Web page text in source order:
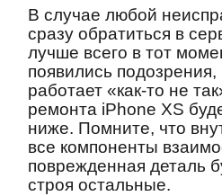
В случае любой
сразу обратиться в
лучше всего в тот
появились подозрения,
работает «как-то не
ремонта iPhone XS
ниже. Помните, что
все компоненты
поврежденная деталь
строя остальные.